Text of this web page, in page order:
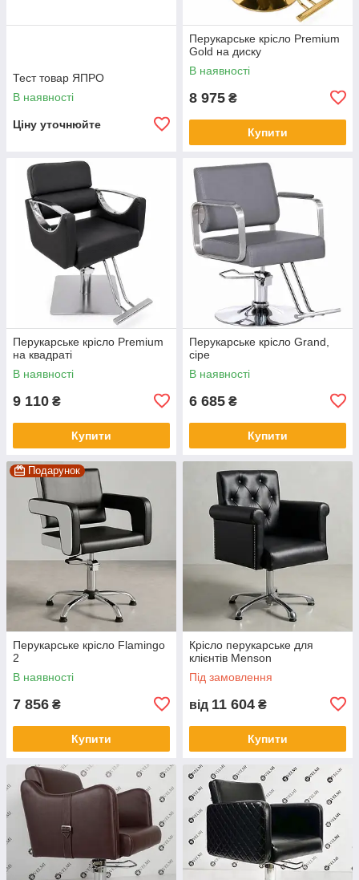
Тест товар ЯПРО
В наявності
Ціну уточнюйте
Перукарське крісло Premium
Gold на диску
В наявності
8 975 ₴
Купити
Перукарське крісло Premium
на квадраті
В наявності
9 110 ₴
Купити
Перукарське крісло Grand,
сіре
В наявності
6 685 ₴
Купити
Подарунок
Перукарське крісло Flamingo
2
В наявності
7 856 ₴
Купити
Крісло перукарське для
клієнтів Menson
Під замовлення
від 11 604 ₴
Купити